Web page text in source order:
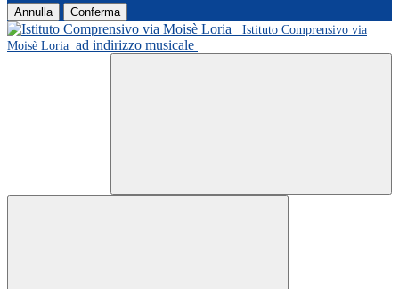
Annulla
Conferma
Istituto Comprensivo via
Moisè Loria ad indirizzo musicale